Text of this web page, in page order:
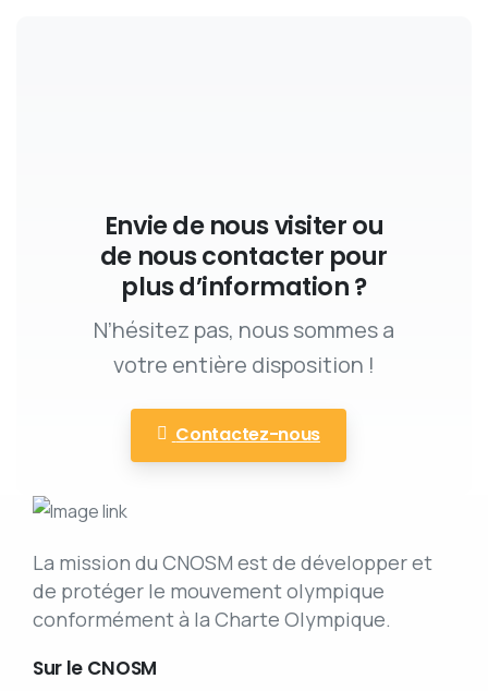
Envie de nous visiter ou
de nous contacter pour
plus d’information ?
N’hésitez pas, nous sommes a
votre entière disposition !
Contactez-nous
La mission du CNOSM est de développer et
de protéger le mouvement olympique
conformément à la Charte Olympique.
Sur le CNOSM